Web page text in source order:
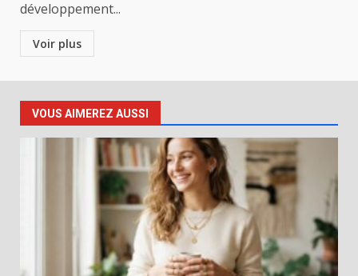
développement...
Voir plus
VOUS AIMEREZ AUSSI